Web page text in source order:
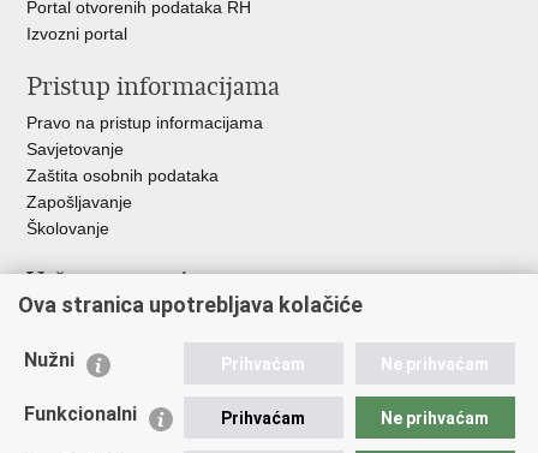
Portal otvorenih podataka RH
Izvozni portal
Pristup informacijama
Pravo na pristup informacijama
Savjetovanje
Zaštita osobnih podataka
Zapošljavanje
Školovanje
Važne poveznice
Ministarstvo unutarnjih poslova
Udruge
Policijska akademija
Ova stranica upotrebljava kolačiće
Nužni Prihvaćam Ne prihvaćam
Funkcionalni Prihvaćam Ne prihvaćam